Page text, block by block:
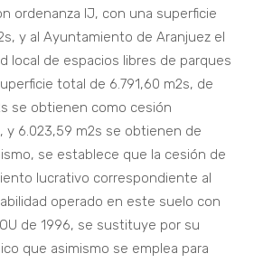
ordenanza IJ, con una superficie
y al Ayuntamiento de Aranjuez el
local de espacios libres de parques
total de 6.791,60 m2s, de
se obtienen como cesión
y 6.023,59 m2s se obtienen de
se establece que la cesión de
lucrativo correspondiente al
operado en este suelo con
de 1996, se sustituye por su
que asimismo se emplea para